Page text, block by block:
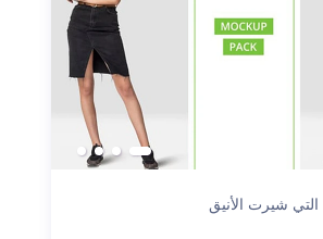
شيرت الأنيق